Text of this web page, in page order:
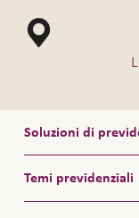
Soluzioni di
Temi previdenziali